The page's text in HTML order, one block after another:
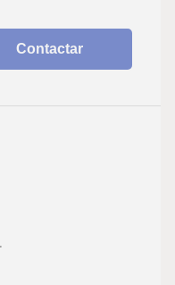
Contactar